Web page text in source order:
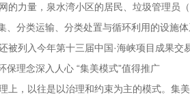
的力量，泉水湾小区的居民、垃圾管理员
、分类运输、分类处置与循环利用的设施体
列入今年第十三届中国·海峡项目成果交
保理念深入人心 “集美模式”值得推广
上，以往是以治理和约束为主的模式。集